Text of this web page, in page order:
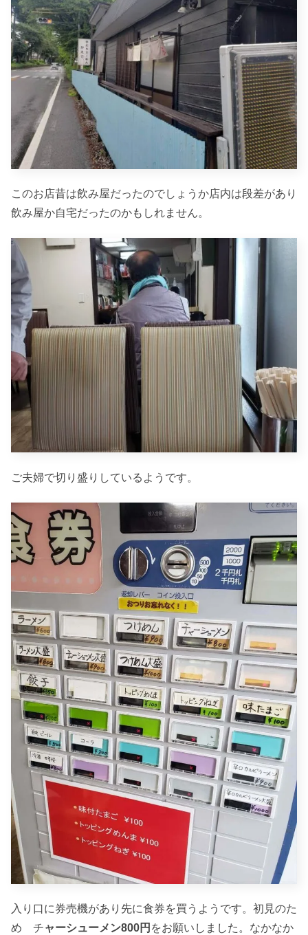
このお店昔は飲み屋だったのでしょうか店内は段差があり
飲み屋か自宅だったのかもしれません。
ご夫婦で切り盛りしているようです。
入り口に券売機があり先に食券を買うようです。初見のた
め チャーシューメン800円 をお願いしました。なかなか